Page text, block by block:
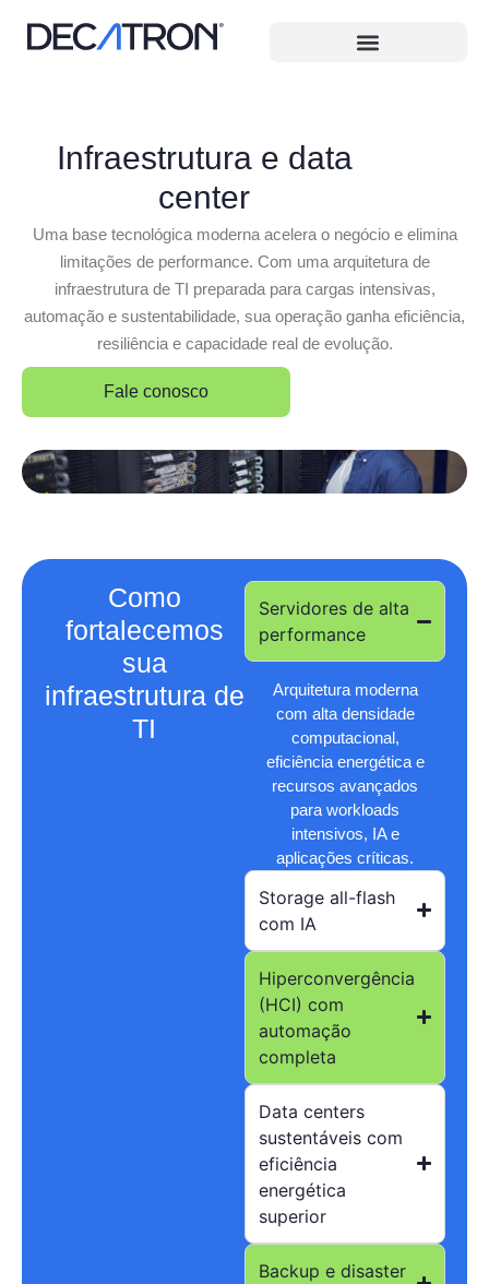
Infraestrutura e data
center
Uma base tecnológica moderna acelera o negócio e elimina
limitações de performance. Com uma arquitetura de
infraestrutura de TI preparada para cargas intensivas,
automação e sustentabilidade, sua operação ganha eficiência,
resiliência e capacidade real de evolução.
Fale conosco
Como
fortalecemos
sua
infraestrutura de
TI
Servidores de alta
performance
Arquitetura moderna
com alta densidade
computacional,
eficiência energética e
recursos avançados
para workloads
intensivos, IA e
aplicações críticas.
Storage all-flash
com IA
Hiperconvergência
(HCI) com
automação
completa
Data centers
sustentáveis com
eficiência
energética
superior
Backup e disaster